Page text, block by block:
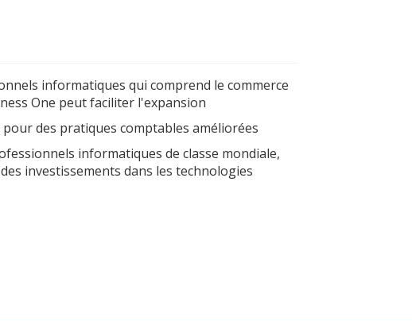
informatiques qui comprend le commerce
One peut faciliter l'expansion
des pratiques comptables améliorées
informatiques de classe mondiale,
investissements dans les technologies